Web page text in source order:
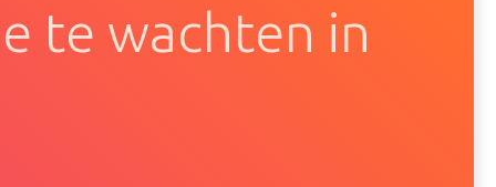
te wachten in